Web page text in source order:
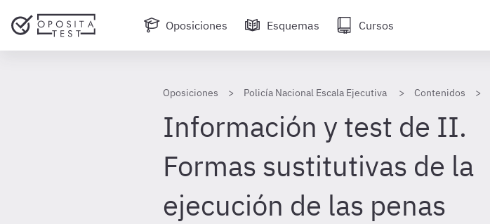
Oposiciones Esquemas Cursos
Oposiciones Policía Nacional Escala Ejecutiva Contenidos
Información y test de II.
Formas sustitutivas de la
ejecución de las penas